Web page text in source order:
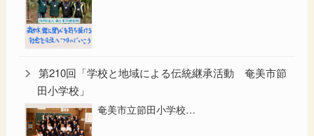
第210回「学校と地域による伝統継承活動 奄美市節
田小学校」
奄美市立節田小学校…